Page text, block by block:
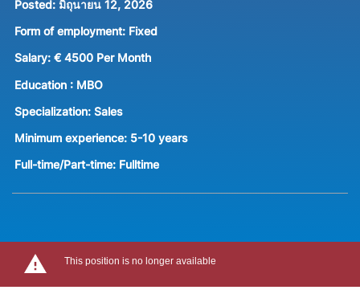
Posted: มิถุนายน 12, 2026
Form of employment: Fixed
Salary: € 4500 Per Month
Education : MBO
Specialization: Sales
Minimum experience: 5-10 years
Full-time/Part-time: Fulltime
This position is no longer available